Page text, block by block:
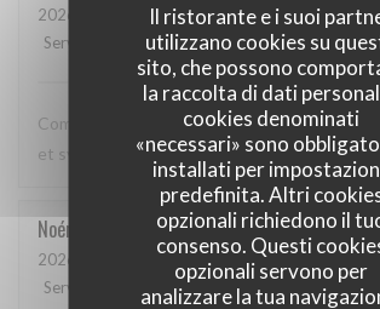
Il ristorante e i suoi
utilizzano cookies su
sito, che possono
la raccolta di dati
cookies denominati
«necessari» sono
installati per
predefinita. Altri
opzionali richiedono il
consenso. Questi
opzionali servono per
analizzare la tua
2026-05-12
- 20:00 - Ospiti 3
Servizio
Atmosfera:5 /5 Cucina :5/5
Comme toujours, cuisine excellente, service
et sympathique. Merci beaucoup !
Noémie
2026-05-06
- 13:00 - Ospiti 2
Servizio
Atmosfera /5 Cucina 5 /5